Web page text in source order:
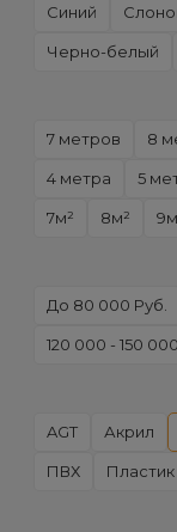
Синий
Черно-белый
7 метров 8
4 метра 5
7м² 8м²
До 80 000 Руб.
120 000 - 150
AGT Акрил
ПВХ Пластик